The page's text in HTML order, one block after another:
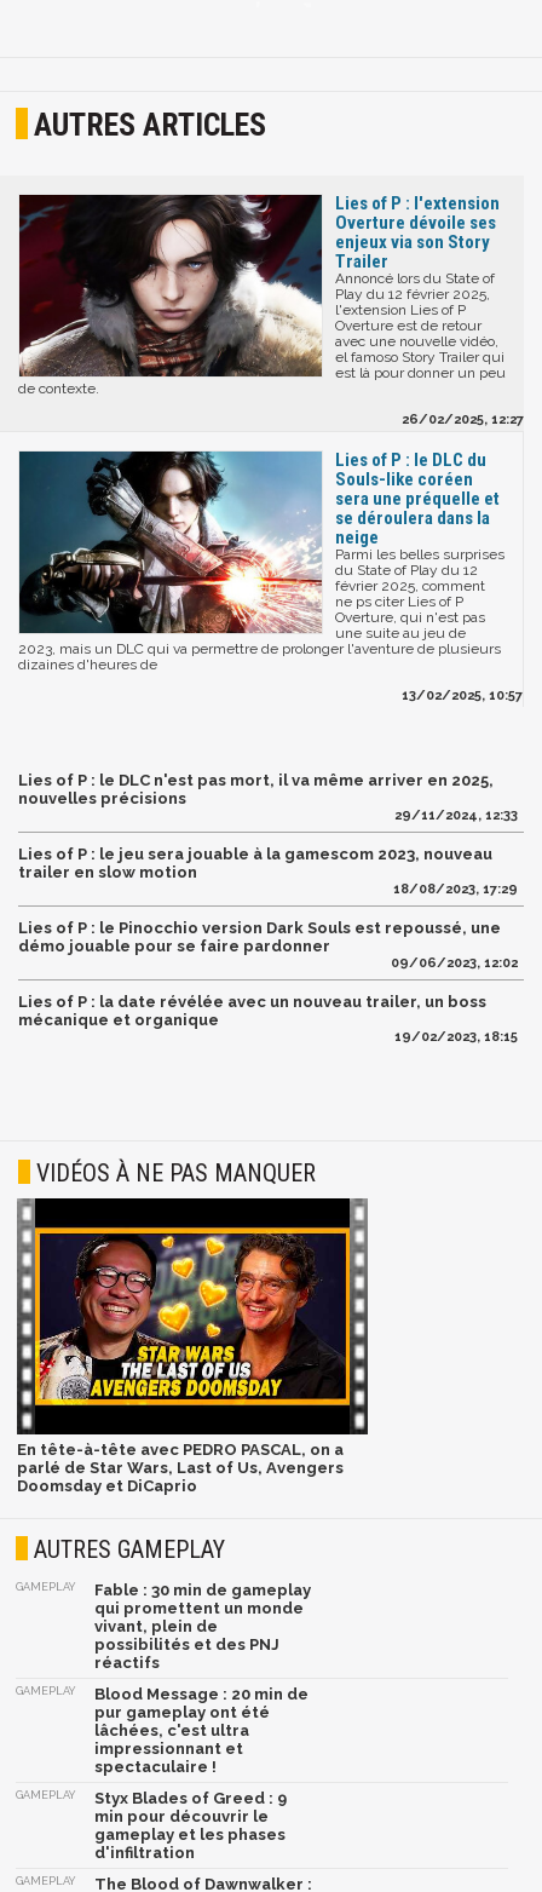
AUTRES ARTICLES
Lies of P : l'extension
Overture dévoile ses
enjeux via son Story
Trailer
Annoncé lors du State of
Play du 12 février 2025,
l'extension Lies of P
Overture est de retour
avec une nouvelle vidéo,
el famoso Story Trailer qui
est là pour donner un peu
de contexte.
26/02/2025, 12:27
Lies of P : le DLC du
Souls-like coréen
sera une préquelle et
se déroulera dans la
neige
Parmi les belles surprises
du State of Play du 12
février 2025, comment
ne ps citer Lies of P
Overture, qui n'est pas
une suite au jeu de
2023, mais un DLC qui va permettre de prolonger l'aventure de plusieurs
dizaines d'heures de
13/02/2025, 10:57
Lies of P : le DLC n'est pas mort, il va même arriver en 2025,
nouvelles précisions
29/11/2024, 12:33
Lies of P : le jeu sera jouable à la gamescom 2023, nouveau
trailer en slow motion
18/08/2023, 17:29
Lies of P : le Pinocchio version Dark Souls est repoussé, une
démo jouable pour se faire pardonner
09/06/2023, 12:02
Lies of P : la date révélée avec un nouveau trailer, un boss
mécanique et organique
19/02/2023, 18:15
VIDÉOS À NE PAS MANQUER
En tête-à-tête avec PEDRO PASCAL, on a
parlé de Star Wars, Last of Us, Avengers
Doomsday et DiCaprio
AUTRES GAMEPLAY
GAMEPLAY
Fable : 30 min de gameplay
qui promettent un monde
vivant, plein de
possibilités et des PNJ
réactifs
GAMEPLAY
Blood Message : 20 min de
pur gameplay ont été
lâchées, c'est ultra
impressionnant et
spectaculaire !
GAMEPLAY
Styx Blades of Greed : 9
min pour découvrir le
gameplay et les phases
d'infiltration
GAMEPLAY The Blood of Dawnwalker :